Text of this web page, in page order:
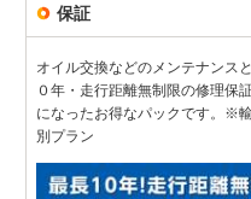
保証
オイル交換などのメンテナンス
０年・走行距離無制限の修理保
になったお得なパックです。※
別プラン